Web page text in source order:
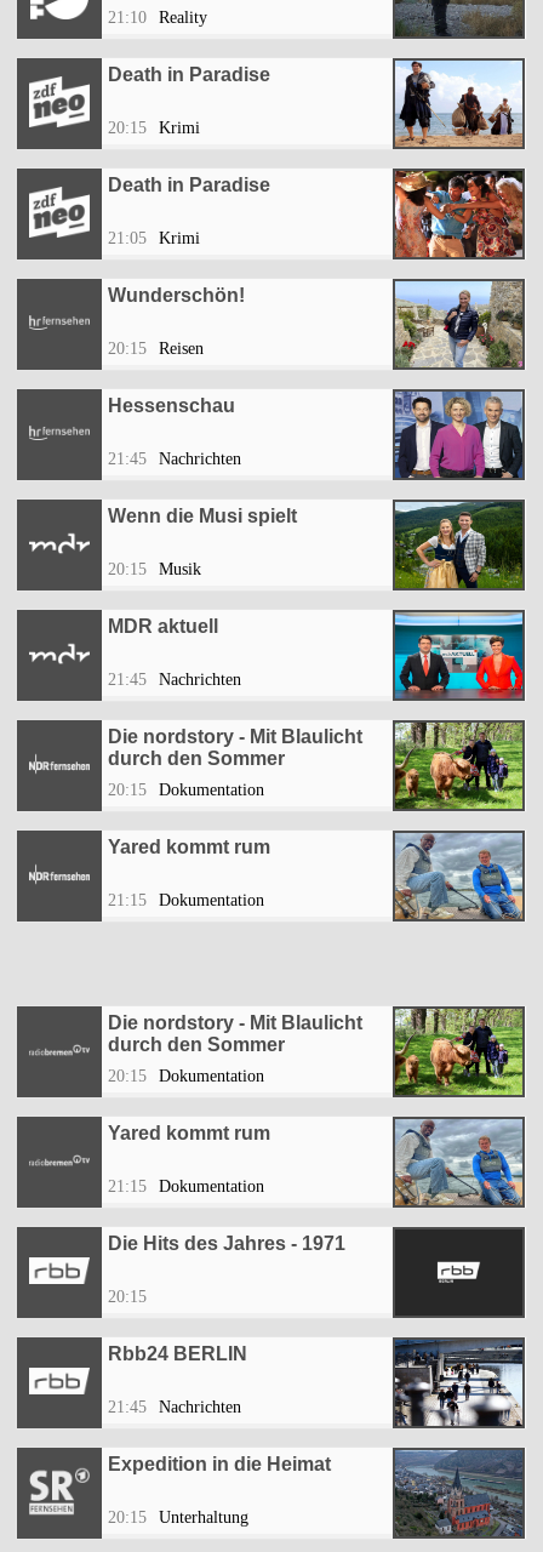
21:10 Reality
Death in Paradise
20:15 Krimi
Death in Paradise
21:05 Krimi
Wunderschön!
20:15 Reisen
Hessenschau
21:45 Nachrichten
Wenn die Musi spielt
20:15 Musik
MDR aktuell
21:45 Nachrichten
Die nordstory - Mit Blaulicht
durch den Sommer
20:15 Dokumentation
Yared kommt rum
21:15 Dokumentation
Die nordstory - Mit Blaulicht
durch den Sommer
20:15 Dokumentation
Yared kommt rum
21:15 Dokumentation
Die Hits des Jahres - 1971
20:15
Rbb24 BERLIN
21:45 Nachrichten
Expedition in die Heimat
20:15 Unterhaltung